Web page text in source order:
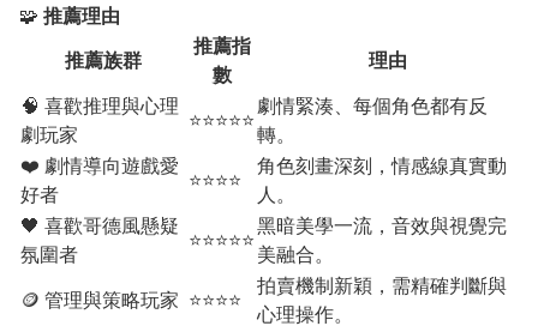
🧩 推薦理由
推薦族群
推薦指
數
理由
🧠 喜歡推理與心理
劇玩家
⭐⭐⭐⭐⭐
劇情緊湊、每個角色都有反
轉。
❤️ 劇情導向遊戲愛
好者
⭐⭐⭐⭐
角色刻畫深刻，情感線真實動
人。
🖤 喜歡哥德風懸疑
氛圍者
⭐⭐⭐⭐⭐
黑暗美學一流，音效與視覺完
美融合。
🪙 管理與策略玩家 ⭐⭐⭐⭐
拍賣機制新穎，需精確判斷與
心理操作。